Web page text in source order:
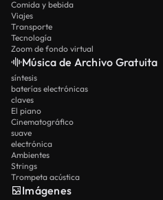
Comida y bebida
Viajes
Transporte
Tecnología
Zoom de fondo virtual
Música de Archivo Gratuita
síntesis
baterías electrónicas
claves
El piano
Cinematográfico
suave
electrónica
Ambientes
Strings
Trompeta acústica
Imágenes